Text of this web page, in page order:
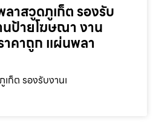
าสวูดภูเก็ต รองรับ
นป้ายโฆษณา งาน
คาถูก แผ่นพลา
ก็ต รองรับงานเ